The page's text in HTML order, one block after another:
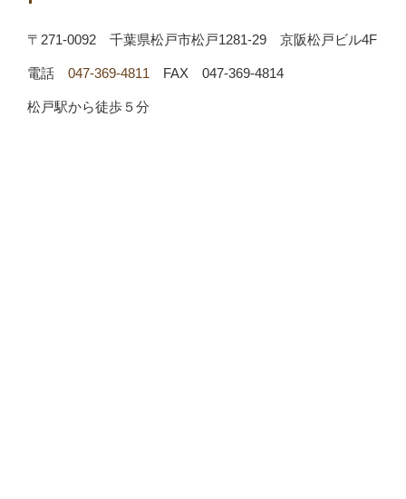
〒271-0092 千葉県松戸市松戸1281-29 京阪松戸ビル4F
電話 047-369-4811 FAX 047-369-4814
松戸駅から徒歩５分